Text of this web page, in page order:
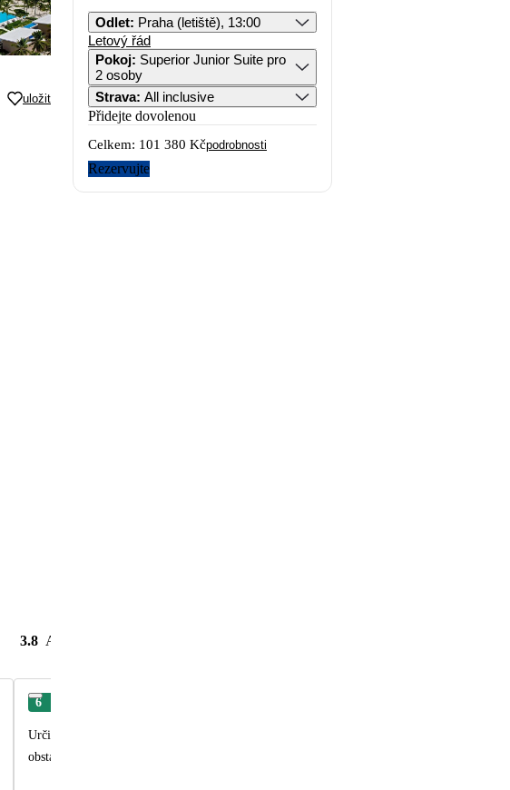
uložit
3.8 Atrakce v okolí
6
Určitě bych se do Dominikánské republiky ráda ještě jednou podívala. Hotely Catalonia jsou
obstarali sami bez delegáta Čedoku a bylo to fajn. Spojili jsme se s českou žijící trvale v
Odlet: Praha (letiště), 13:00
Letový řád
Pokoj: Superior Junior Suite pro
2 osoby
Strava: All inclusive
Přidejte dovolenou
Celkem: 101 380 Kčpodrobnosti
Rezervujte